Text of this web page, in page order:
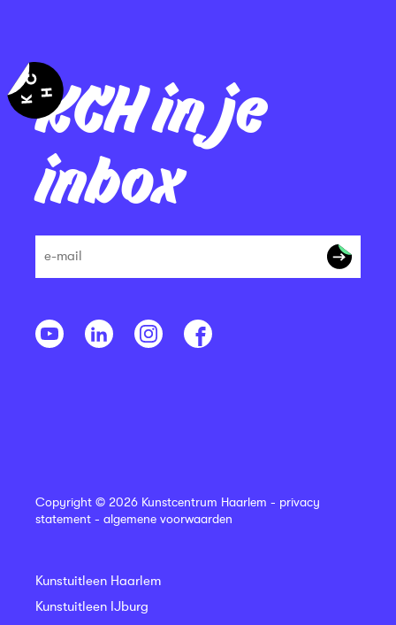
KCH in je
inbox
Copyright © 2026 Kunstcentrum Haarlem - privacy
statement - algemene voorwaarden
Kunstuitleen Haarlem
Kunstuitleen IJburg